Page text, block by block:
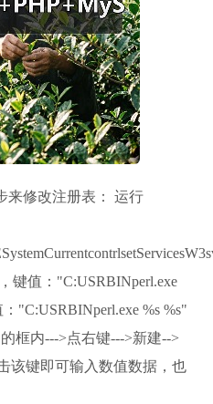
来修改注册表： 运行
键值："C:USRBINperl.exe
"C:USRBINperl.exe %s %s"
框内--->点右键--->新建-->
键即可输入数值数据，也